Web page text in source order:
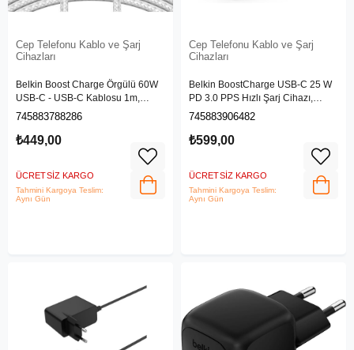
Cep Telefonu Kablo ve Şarj
Cihazları
Belkin Boost Charge Örgülü 60W
USB-C - USB-C Kablosu 1m,
Beyaz
745883788286
₺449,00
ÜCRETSIZ KARGO
Tahmini Kargoya Teslim:
Aynı Gün
Cep Telefonu Kablo ve Şarj
Cihazları
Belkin BoostCharge USB-C 25 W
PD 3.0 PPS Hızlı Şarj Cihazı,
Beyaz
745883906482
₺599,00
ÜCRETSIZ KARGO
Tahmini Kargoya Teslim:
Aynı Gün